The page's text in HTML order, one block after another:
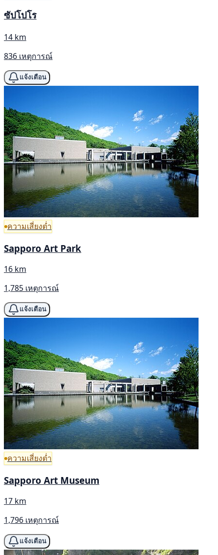
ซัปโปโร
14 km
836 เหตุการณ์
แจ้งเตือน
ความเสี่ยงต่ำ
Sapporo Art Park
16 km
1,785 เหตุการณ์
แจ้งเตือน
ความเสี่ยงต่ำ
Sapporo Art Museum
17 km
1,796 เหตุการณ์
แจ้งเตือน